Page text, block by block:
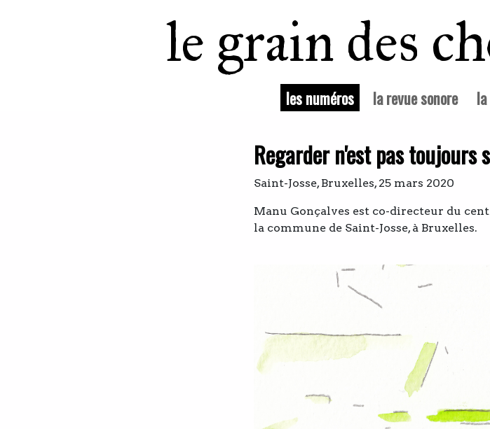
le grain des
les numéros(courante)
la revue sonore
Regarder n'est pas toujours
Saint-Josse, Bruxelles, 25 mars 2020
Manu Gonçalves est co-directeur du
la commune de Saint-Josse, à Bruxelles.